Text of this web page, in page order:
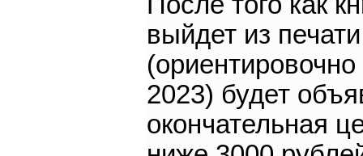
выйдет из печати
2023) будет
окончательная